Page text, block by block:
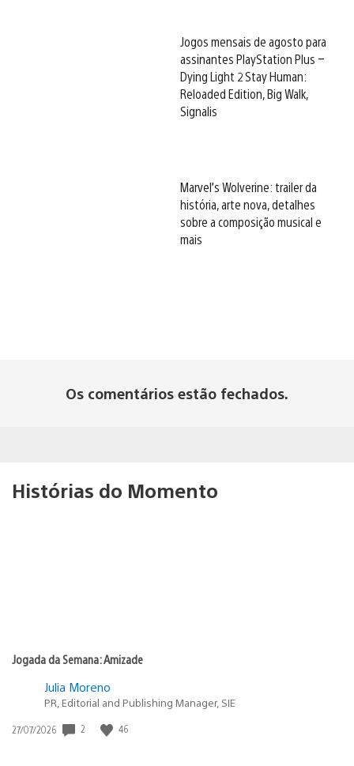
Jogos mensais de agosto para
assinantes PlayStation Plus –
Dying Light 2 Stay Human:
Reloaded Edition, Big Walk,
Signalis
Marvel’s Wolverine: trailer da
história, arte nova, detalhes
sobre a composição musical e
mais
Os comentários estão fechados.
Histórias do Momento
Jogada da Semana: Amizade
Julia Moreno
PR, Editorial and Publishing Manager, SIE
Data
27/07/2026 2 46